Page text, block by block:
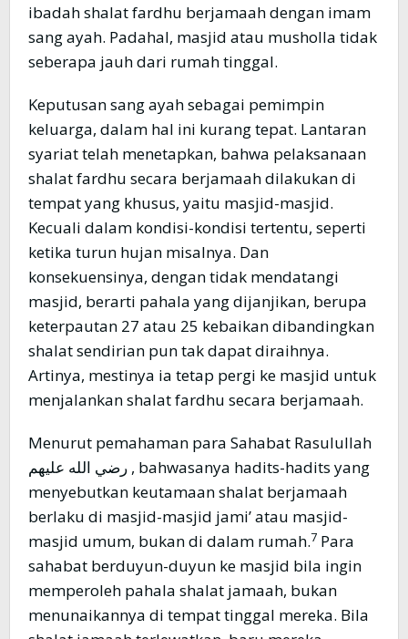
ibadah shalat fardhu berjamaah dengan imam
sang ayah. Padahal, masjid atau musholla tidak
seberapa jauh dari rumah tinggal.
Keputusan sang ayah sebagai pemimpin
keluarga, dalam hal ini kurang tepat. Lantaran
syariat telah menetapkan, bahwa pelaksanaan
shalat fardhu secara berjamaah dilakukan di
tempat yang khusus, yaitu masjid-masjid.
Kecuali dalam kondisi-kondisi tertentu, seperti
ketika turun hujan misalnya. Dan
konsekuensinya, dengan tidak mendatangi
masjid, berarti pahala yang dijanjikan, berupa
keterpautan 27 atau 25 kebaikan dibandingkan
shalat sendirian pun tak dapat diraihnya.
Artinya, mestinya ia tetap pergi ke masjid untuk
menjalankan shalat fardhu secara berjamaah.
Menurut pemahaman para Sahabat Rasulullah
رضي الله عليهم , bahwasanya hadits-hadits yang
menyebutkan keutamaan shalat berjamaah
berlaku di masjid-masjid jami’ atau masjid-
masjid umum, bukan di dalam rumah.7 Para
sahabat berduyun-duyun ke masjid bila ingin
memperoleh pahala shalat jamaah, bukan
menunaikannya di tempat tinggal mereka. Bila